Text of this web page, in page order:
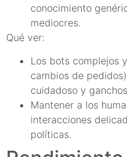
conocimiento
mediocres.
Qué ver:
Los bots complejos
cambios de
cuidadoso y
Mantener a los
interacciones
políticas.